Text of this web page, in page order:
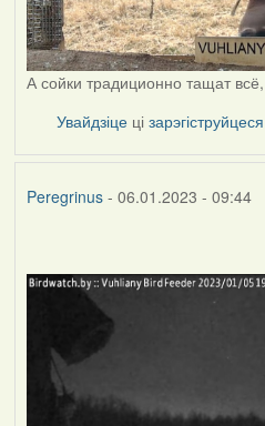
А сойки традиционно тащат
Увайдзіце цізарэгіструйцеся
Peregrinus- 06.01.2023 - 09:44